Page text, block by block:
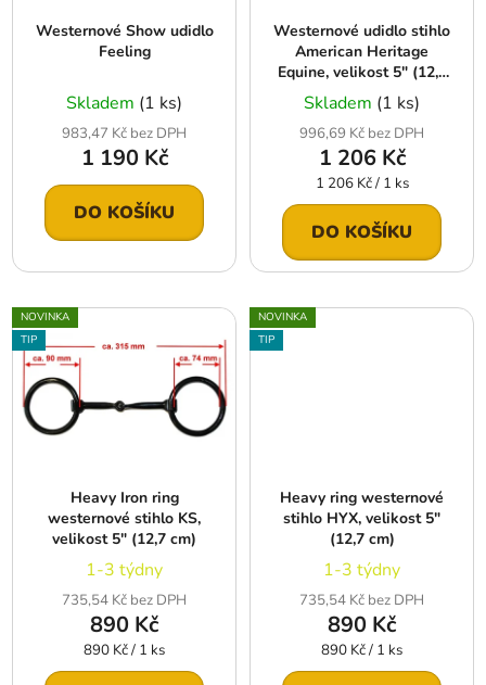
Westernové Show udidlo
Feeling
Skladem (1 ks)
983,47 Kč bez DPH
1 190 Kč
DO KOŠÍKU
Westernové udidlo stihlo
American Heritage
Equine, velikost 5″ (12,7
Skladem (1 ks)
996,69 Kč bez DPH
1 206 Kč
Měrná
cena:
1 206 Kč / 1 ks
DO KOŠÍKU
NOVINKA
TIP
Heavy Iron ring
westernové stihlo KS,
velikost 5″ (12,7 cm)
1-3 týdny
735,54 Kč bez DPH
890 Kč
Měrná
cena:
890 Kč / 1 ks
NOVINKA
TIP
Heavy ring westernové
stihlo HYX, velikost 5″
(12,7 cm)
1-3 týdny
735,54 Kč bez DPH
890 Kč
Měrná
cena:
890 Kč / 1 ks